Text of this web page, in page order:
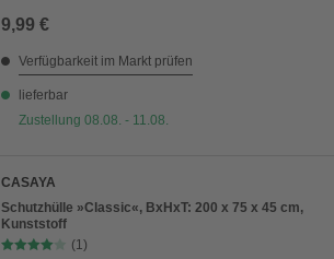
9,99 €
Verfügbarkeit im Markt prüfen
lieferbar
Zustellung 08.08. - 11.08.
CASAYA
Schutzhülle »Classic«, BxHxT: 200 x 75 x 45 cm,
Kunststoff
(1)